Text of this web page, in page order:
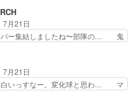
。ミミ(c… ルームメイト1ヶ月経
ミの人… もう後戻りできないぞ」
わん…
トワ』今回はフォロワー… なのは
人の能力を人類の為に… ・シイ
う親近感を感じる2人… 篠宮マナ
公式サイトに20歳… リリカルな
人狩りチーム強… 人類滅亡寸前ま
ていたのに、… 第３話をU-NEXT
。視聴…
7月21日
バー集結しましたね〜部隊の… 鬼
ョロインだったな。下半… 前回か
いさんとの決別の冒頭… あっちは
物怪。忍者っぽいア… 護衛対象と
て隠密局へ、彼の… →現状展開が
7月21日
白いっすなー。変化球と思わ… マ